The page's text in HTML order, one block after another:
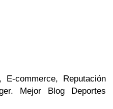
E-commerce, Reputación
Mejor Blog Deportes